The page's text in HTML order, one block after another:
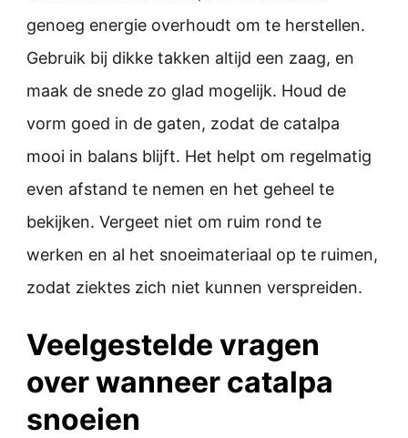
genoeg energie overhoudt om te herstellen.
Gebruik bij dikke takken altijd een zaag, en
maak de snede zo glad mogelijk. Houd de
vorm goed in de gaten, zodat de catalpa
mooi in balans blijft. Het helpt om regelmatig
even afstand te nemen en het geheel te
bekijken. Vergeet niet om ruim rond te
werken en al het snoeimateriaal op te ruimen,
zodat ziektes zich niet kunnen verspreiden.
Veelgestelde vragen
over wanneer catalpa
snoeien